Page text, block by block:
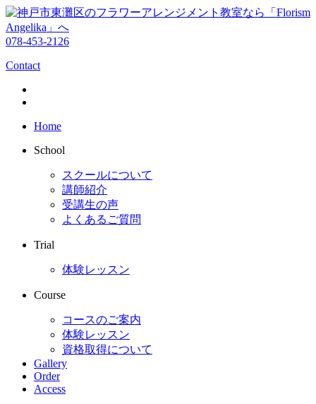
078-453-2126
Contact
Home
School
スクールについて
講師紹介
受講生の声
よくあるご質問
Trial
体験レッスン
Course
コースのご案内
体験レッスン
資格取得について
Gallery
Order
Access